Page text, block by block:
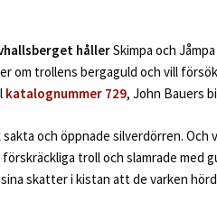
hållerSkimpa och
om trollens bergaguld och vill
katalognummer 729, John Bauers
sakta och öppnade silverdörren.
troll och slamrade med
skatter i kistan att de varken